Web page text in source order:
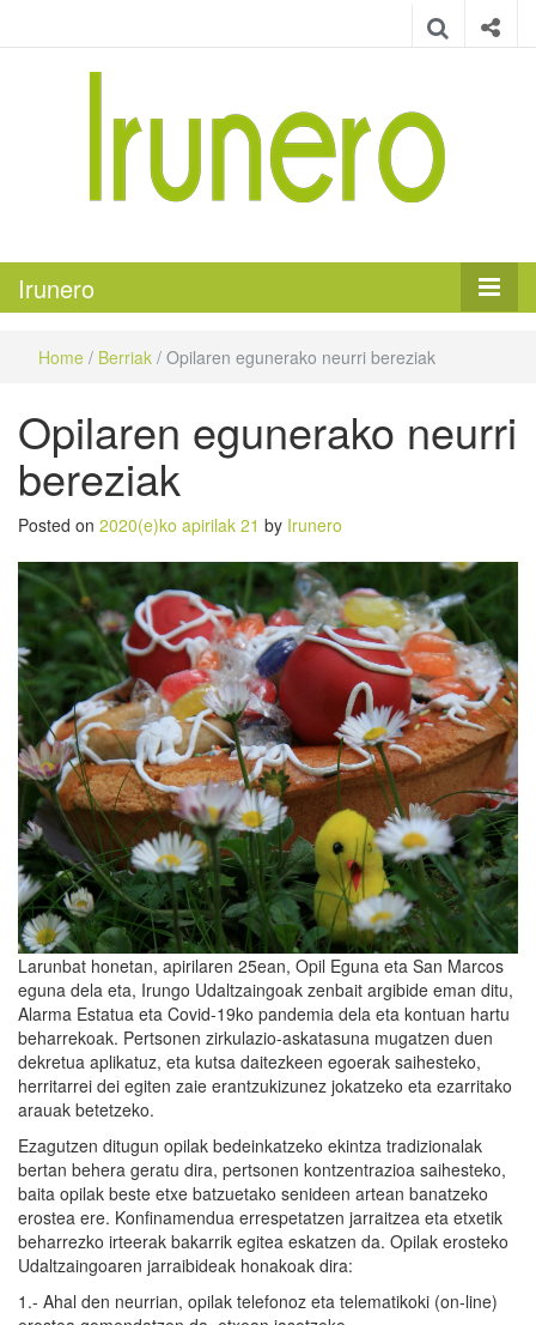
Irunero
Home / Berriak / Opilaren egunerako neurri bereziak
Opilaren egunerako neurri
bereziak
Posted on 2020(e)ko apirilak 21 by Irunero
Larunbat honetan, apirilaren 25ean, Opil Eguna eta San Marcos
eguna dela eta, Irungo Udaltzaingoak zenbait argibide eman ditu,
Alarma Estatua eta Covid-19ko pandemia dela eta kontuan hartu
beharrekoak. Pertsonen zirkulazio-askatasuna mugatzen duen
dekretua aplikatuz, eta kutsa daitezkeen egoerak saihesteko,
herritarrei dei egiten zaie erantzukizunez jokatzeko eta ezarritako
arauak betetzeko.
Ezagutzen ditugun opilak bedeinkatzeko ekintza tradizionalak
bertan behera geratu dira, pertsonen kontzentrazioa saihesteko,
baita opilak beste etxe batzuetako senideen artean banatzeko
erostea ere. Konfinamendua errespetatzen jarraitzea eta etxetik
beharrezko irteerak bakarrik egitea eskatzen da. Opilak erosteko
Udaltzaingoaren jarraibideak honakoak dira:
1.- Ahal den neurrian, opilak telefonoz eta telematikoki (on-line)